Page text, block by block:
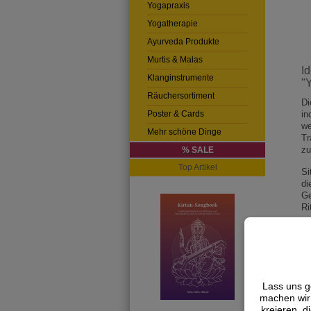
Yogapraxis
Yogatherapie
Ayurveda Produkte
Murtis & Malas
Klanginstrumente
Räuchersortiment
Poster & Cards
Mehr schöne Dinge
% SALE
Top Artikel
Lass uns
machen